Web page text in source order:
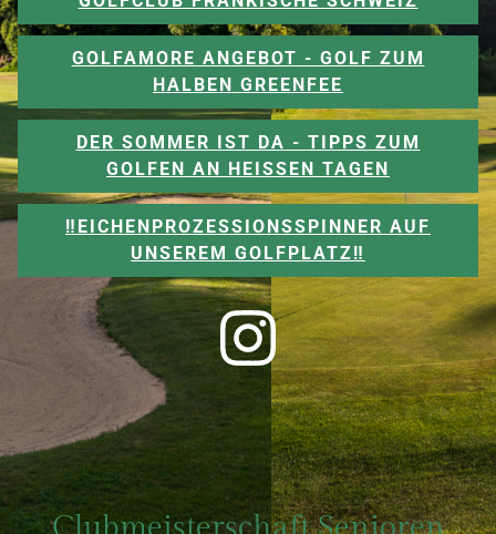
GOLFAMORE ANGEBOT - GOLF ZUM
HALBEN GREENFEE
DER SOMMER IST DA - TIPPS ZUM
GOLFEN AN HEISSEN TAGEN
‼️EICHENPROZESSIONSSPINNER AUF
UNSEREM GOLFPLATZ‼️